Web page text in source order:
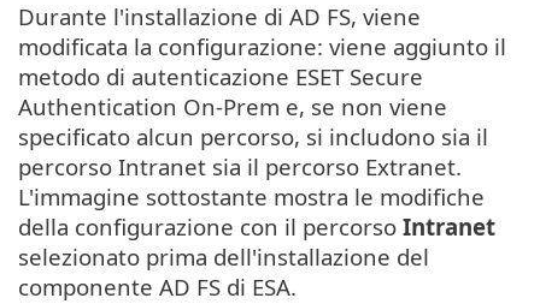
Durante l'installazione di AD FS, viene
modificata la configurazione: viene aggiunto il
metodo di autenticazione ESET Secure
Authentication On-Prem e, se non viene
specificato alcun percorso, si includono sia il
percorso Intranet sia il percorso Extranet.
L'immagine sottostante mostra le modifiche
della configurazione con il percorso Intranet
selezionato prima dell'installazione del
componente AD FS di ESA.